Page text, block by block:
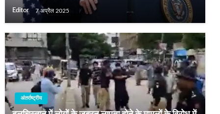
Editor 7 अप्रैल 2025
अंतर्राष्ट्रीय